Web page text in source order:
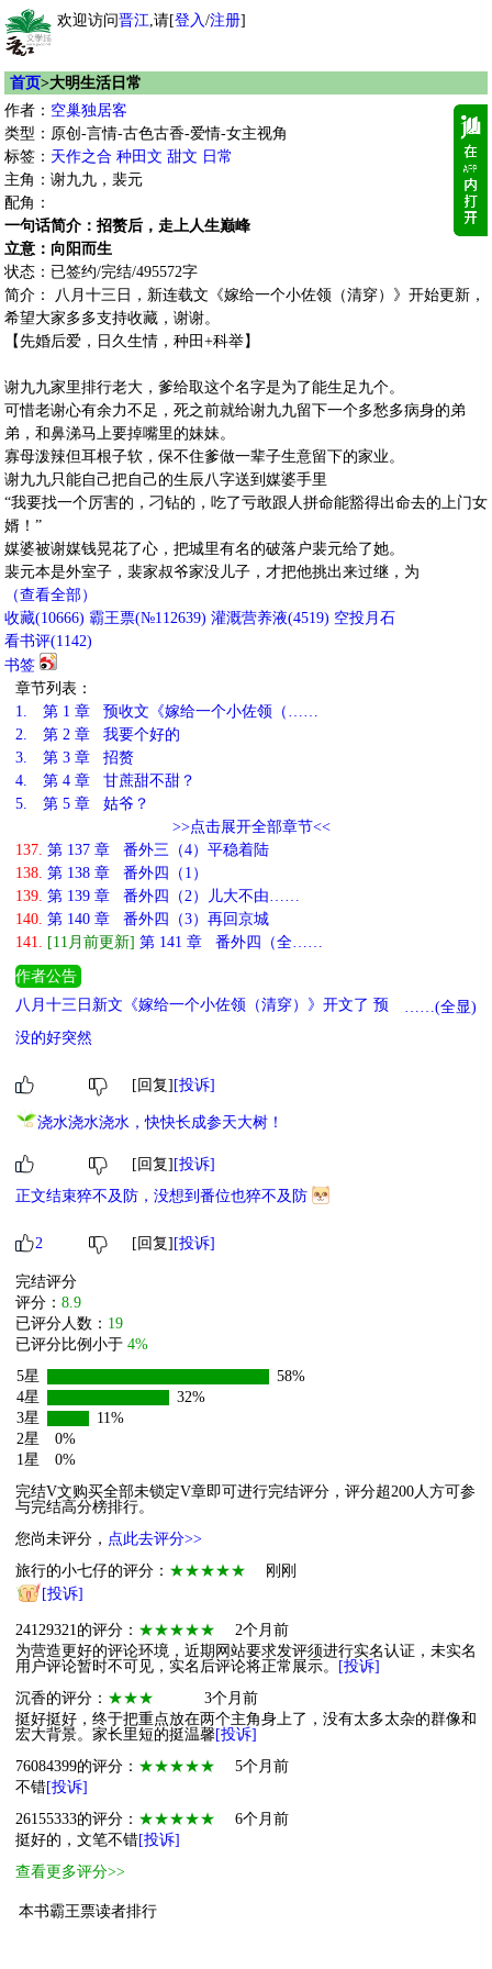
欢迎访问晋江,请[登入/注册]
首页>大明生活日常
作者： 空巢独居客
类型：原创-言情-古色古香-爱情-女主视角
标签： 天作之合 种田文 甜文 日常
主角：谢九九，裴元
配角：
一句话简介：招赘后，走上人生巅峰
立意：向阳而生
状态：已签约/完结/495572字
简介： 八月十三日，新连载文《嫁给一个小佐领（清穿）》开始更新，
希望大家多多支持收藏，谢谢。
【先婚后爱，日久生情，种田+科举】
谢九九家里排行老大，爹给取这个名字是为了能生足九个。
可惜老谢心有余力不足，死之前就给谢九九留下一个多愁多病身的弟
弟，和鼻涕马上要掉嘴里的妹妹。
寡母泼辣但耳根子软，保不住爹做一辈子生意留下的家业。
谢九九只能自己把自己的生辰八字送到媒婆手里
“我要找一个厉害的，刁钻的，吃了亏敢跟人拼命能豁得出命去的上门女
婿！”
媒婆被谢媒钱晃花了心，把城里有名的破落户裴元给了她。
裴元本是外室子，裴家叔爷家没儿子，才把他挑出来过继，为
（查看全部）
收藏(10666) 霸王票(№112639) 灌溉营养液(4519) 空投月石
看书评(1142)
书签
章节列表：
1.
第 1 章 预收文《嫁给一个小佐领（……
2.
第 2 章 我要个好的
3.
第 3 章 招赘
4.
第 4 章 甘蔗甜不甜？
5.
第 5 章 姑爷？
>>点击展开全部章节<<
137. 第 137 章 番外三（4）平稳着陆
138. 第 138 章 番外四（1）
139. 第 139 章 番外四（2）儿大不由……
140. 第 140 章 番外四（3）再回京城
141. [11月前更新] 第 141 章 番外四（全……
作者公告
八月十三日新文《嫁给一个小佐领（清穿）》开文了 预收文《我拥
有了一颗星星（星际）》《在末世也要种田》《锦朝》求多多收藏。
……(全显)
没的好突然
[回复] [投诉]
浇水浇水浇水，快快长成参天大树！
[回复] [投诉]
正文结束猝不及防，没想到番位也猝不及防
2 [回复] [投诉]
完结评分
评分： 8.9
已评分人数： 19
已评分比例小于 4%
5星
58%
4星
32%
3星
11%
2星
0%
1星
0%
完结V文购买全部未锁定V章即可进行完结评分，评分超200人方可参
与完结高分榜排行。
您尚未评分， 点此去评分>>
旅行的小七仔的评分： ★★★★★
刚刚
[投诉]
24129321的评分： ★★★★★
2个月前
为营造更好的评论环境，近期网站要求发评须进行实名认证，未实名
用户评论暂时不可见，实名后评论将正常展示。
[投诉]
沉香的评分： ★★★
3个月前
挺好挺好，终于把重点放在两个主角身上了，没有太多太杂的群像和
宏大背景。家长里短的挺温馨 [投诉]
76084399的评分： ★★★★★
5个月前
不错[投诉]
26155333的评分： ★★★★★
6个月前
挺好的，文笔不错[投诉]
查看更多评分>>
本书霸王票读者排行